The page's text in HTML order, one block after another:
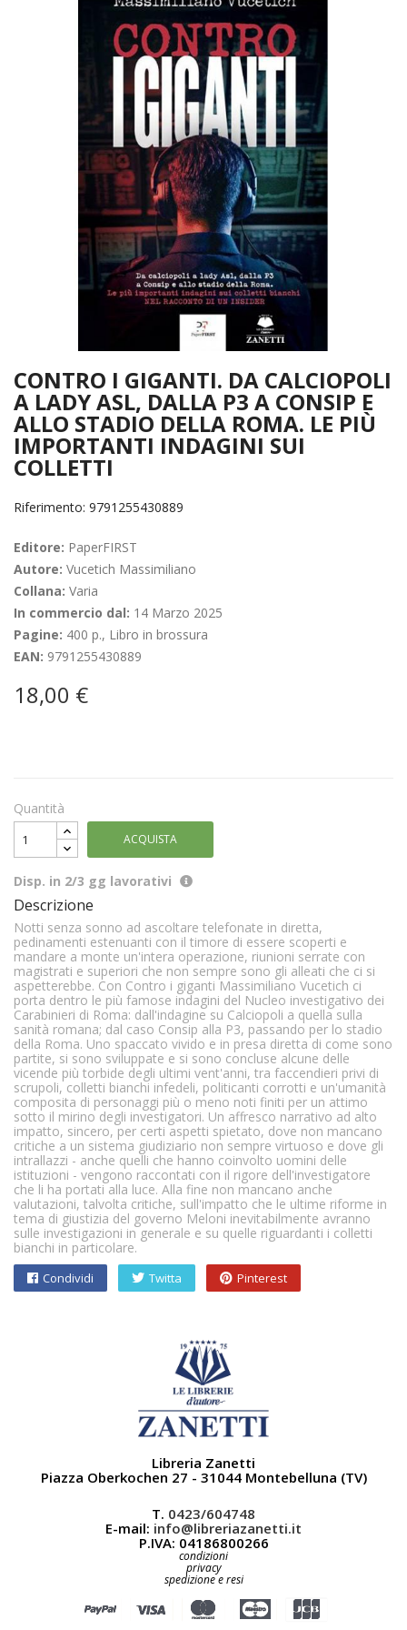
CONTRO I GIGANTI. DA CALCIOPOLI
A LADY ASL, DALLA P3 A CONSIP E
ALLO STADIO DELLA ROMA. LE PIÙ
IMPORTANTI INDAGINI SUI
COLLETTI
Riferimento: 9791255430889
Editore: PaperFIRST
Autore: Vucetich Massimiliano
Collana: Varia
In commercio dal: 14 Marzo 2025
Pagine: 400 p., Libro in brossura
EAN: 9791255430889
18,00 €
Quantità
ACQUISTA
Disp. in 2/3 gg lavorativi
Descrizione
Notti senza sonno ad ascoltare telefonate in diretta,
pedinamenti estenuanti con il timore di essere scoperti e
mandare a monte un'intera operazione, riunioni serrate con
magistrati e superiori che non sempre sono gli alleati che ci si
aspetterebbe. Con Contro i giganti Massimiliano Vucetich ci
porta dentro le più famose indagini del Nucleo investigativo dei
Carabinieri di Roma: dall'indagine su Calciopoli a quella sulla
sanità romana; dal caso Consip alla P3, passando per lo stadio
della Roma. Uno spaccato vivido e in presa diretta di come sono
partite, si sono sviluppate e si sono concluse alcune delle
vicende più torbide degli ultimi vent'anni, tra faccendieri privi di
scrupoli, colletti bianchi infedeli, politicanti corrotti e un'umanità
composita di personaggi più o meno noti finiti per un attimo
sotto il mirino degli investigatori. Un affresco narrativo ad alto
impatto, sincero, per certi aspetti spietato, dove non mancano
critiche a un sistema giudiziario non sempre virtuoso e dove gli
intrallazzi - anche quelli che hanno coinvolto uomini delle
istituzioni - vengono raccontati con il rigore dell'investigatore
che li ha portati alla luce. Alla fine non mancano anche
valutazioni, talvolta critiche, sull'impatto che le ultime riforme in
tema di giustizia del governo Meloni inevitabilmente avranno
sulle investigazioni in generale e su quelle riguardanti i colletti
bianchi in particolare.
Condividi Twitta Pinterest
Libreria Zanetti
Piazza Oberkochen 27 - 31044 Montebelluna (TV)
T. 0423/604748
E-mail: info@libreriazanetti.it
P.IVA: 04186800266
condizioni
privacy
spedizione e resi